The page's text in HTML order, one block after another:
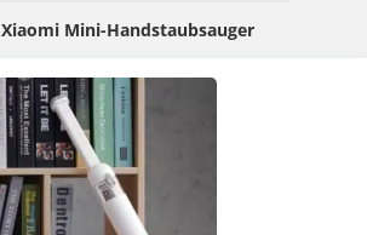
Xiaomi Mini-Handstaubsauger